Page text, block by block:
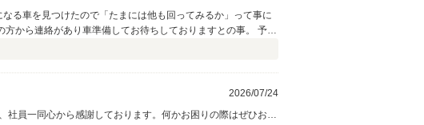
る車を見つけたので「たまには他も回ってみるか」って事に
から連絡があり車準備してお待ちしておりますとの事。 予定
) 他所も行ってみるもんだ！とつくづく思った1日でした。
2026/07/24
員一同心から感謝しております。何かお困りの際はぜひお気